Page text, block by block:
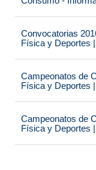
Convocatorias
Física y Deportes
Campeonatos de
Física y Deportes
Campeonatos de
Física y Deportes